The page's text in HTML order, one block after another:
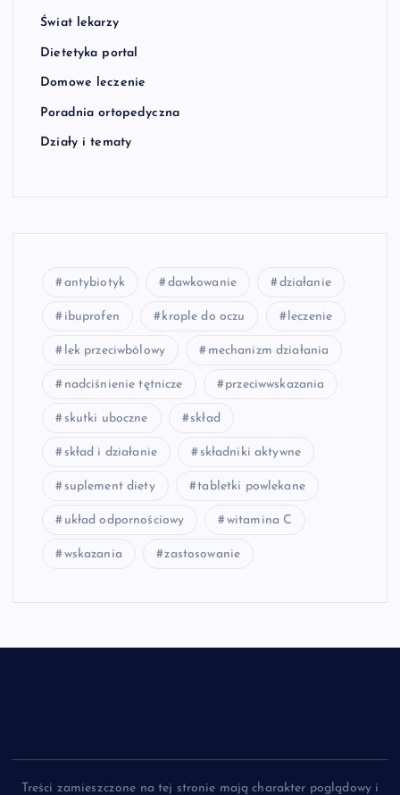
Świat lekarzy
Dietetyka portal
Domowe leczenie
Poradnia ortopedyczna
Działy i tematy
antybiotyk dawkowanie działanie
ibuprofen krople do oczu leczenie
lek przeciwbólowy mechanizm działania
nadciśnienie tętnicze przeciwwskazania
skutki uboczne skład
skład i działanie składniki aktywne
suplement diety tabletki powlekane
układ odpornościowy witamina C
wskazania zastosowanie
Treści zamieszczone na tej stronie mają charakter poglądowy i